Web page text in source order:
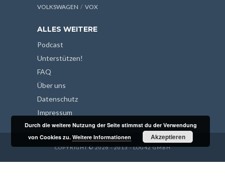
VOLKSWAGEN
VOX
ALLES WEITERE
Podcast
Unterstützen!
FAQ
Über uns
Datenschutz
Impressum
COPYRIGHT © 2026 - 2013 - LOG42 GMBH
Durch die weitere Nutzung der Seite stimmst du der Verwendung
von Cookies zu.Weitere Informationen Akzeptieren